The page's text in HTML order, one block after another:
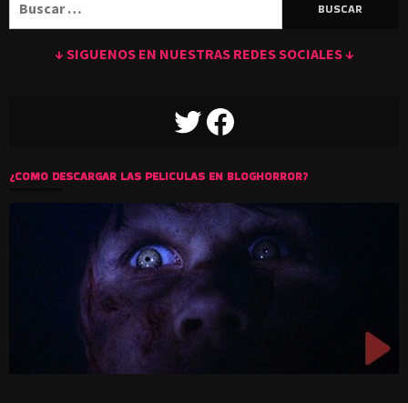
↓ SIGUENOS EN NUESTRAS REDES SOCIALES ↓
TWITTERFACEBOOK
¿COMO DESCARGAR LAS PELICULAS EN BLOGHORROR?